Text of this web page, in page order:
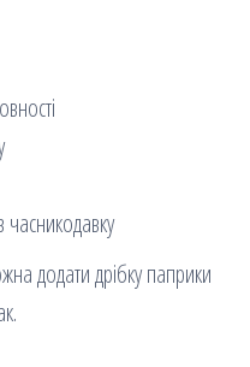
додати дрібку паприки